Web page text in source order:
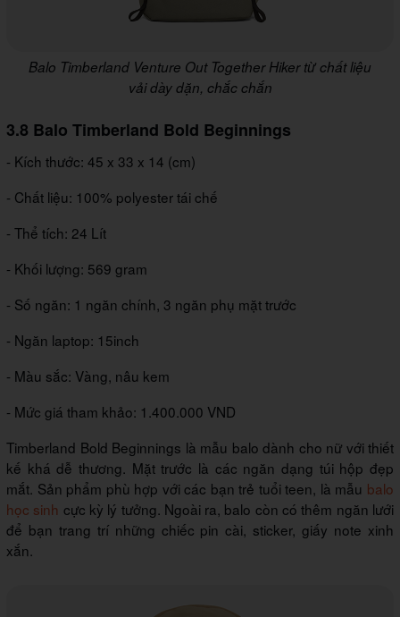
Balo Timberland Venture Out Together Hiker từ chất liệu
vải dày dặn, chắc chắn
3.8 Balo Timberland Bold Beginnings
- Kích thước: 45 x 33 x 14 (cm)
- Chất liệu: 100% polyester tái chế
- Thể tích: 24 Lít
- Khối lượng: 569 gram
- Số ngăn: 1 ngăn chính, 3 ngăn phụ mặt trước
- Ngăn laptop: 15inch
- Màu sắc: Vàng, nâu kem
- Mức giá tham khảo: 1.400.000 VND
Timberland Bold Beginnings là mẫu balo dành cho nữ với thiết
kế khá dễ thương. Mặt trước là các ngăn dạng túi hộp đẹp
mắt. Sản phẩm phù hợp với các bạn trẻ tuổi teen, là mẫu balo
học sinh cực kỳ lý tưởng. Ngoài ra, balo còn có thêm ngăn lưới
để bạn trang trí những chiếc pin cài, sticker, giấy note xinh
xắn.